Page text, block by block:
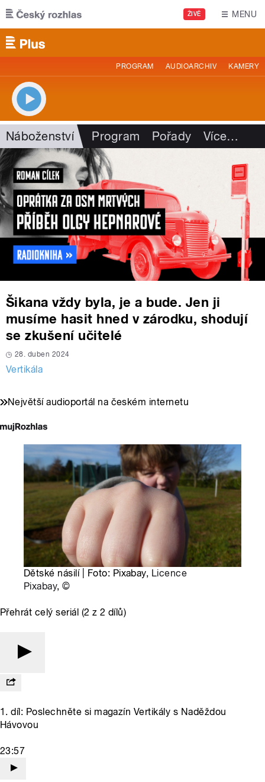
Přejít k hlavnímu obsahu
ŽIVĚ MENU
PROGRAM AUDIOARCHIV KAMERY
Náboženství Program Pořady Více…
Šikana vždy byla, je a bude. Jen ji
musíme hasit hned v zárodku, shodují
se zkušení učitelé
28. duben 2024
Vertikála
Největší audioportál na českém internetu
Dětské násilí | Foto: Pixabay, Licence
Pixabay,©
Přehrát celý seriál (2 z 2 dílů)
1. díl: Poslechněte si magazín Vertikály s Naděždou
Hávovou
23:57